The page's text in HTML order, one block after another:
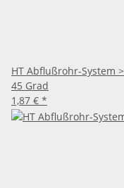
HT Abflußrohr-System
45 Grad
1,87 € *